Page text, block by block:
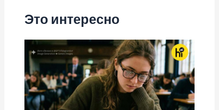
Это интересно